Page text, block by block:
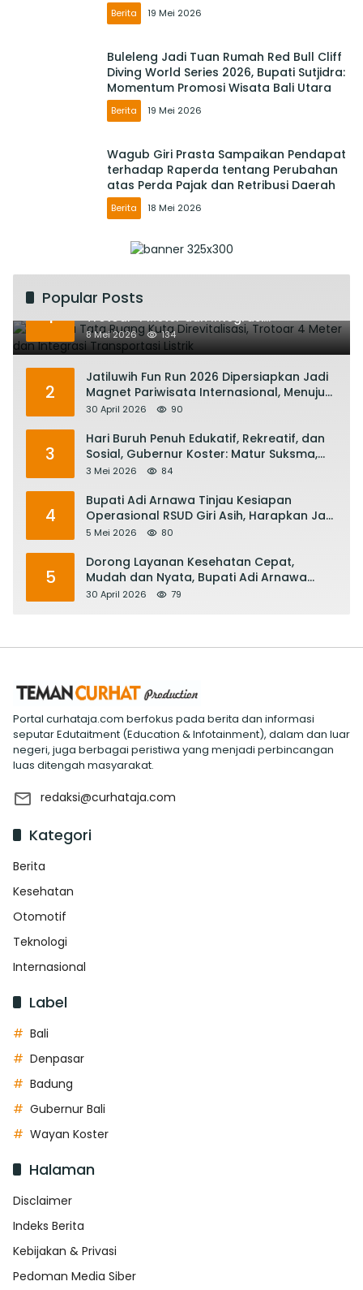
Berita 19 Mei 2026
Buleleng Jadi Tuan Rumah Red Bull Cliff
Diving World Series 2026, Bupati Sutjidra:
Momentum Promosi Wisata Bali Utara
Berita 19 Mei 2026
Wagub Giri Prasta Sampaikan Pendapat
terhadap Raperda tentang Perubahan
atas Perda Pajak dan Retribusi Daerah
Berita 18 Mei 2026
Popular Posts
1
Rencana Tata Ruang Kuta Direvitalisasi,
Trotoar 4 Meter dan Integrasi
Transportasi Listrik
8 Mei 2026 134
2
Jatiluwih Fun Run 2026 Dipersiapkan Jadi
Magnet Pariwisata Internasional, Menuju
Satu Abad Pariwisata Bali
30 April 2026 90
3
Hari Buruh Penuh Edukatif, Rekreatif, dan
Sosial, Gubernur Koster: Matur Suksma,
Keringat Pekerja Mesin Ekonomi Bali
3 Mei 2026 84
4
Bupati Adi Arnawa Tinjau Kesiapan
Operasional RSUD Giri Asih, Harapkan Jadi
RS Rujukan Terbaik
5 Mei 2026 80
5
Dorong Layanan Kesehatan Cepat,
Mudah dan Nyata, Bupati Adi Arnawa
Evaluasi ‘Mantap Nak Badung’
30 April 2026 79
Portal curhataja.com berfokus pada berita dan informasi
seputar Edutaitment (Education & Infotainment), dalam dan luar
negeri, juga berbagai peristiwa yang menjadi perbincangan
luas ditengah masyarakat.
redaksi@curhataja.com
Kategori
Berita
Kesehatan
Otomotif
Teknologi
Internasional
Label
Bali
Denpasar
Badung
Gubernur Bali
Wayan Koster
Halaman
Disclaimer
Indeks Berita
Kebijakan & Privasi
Pedoman Media Siber